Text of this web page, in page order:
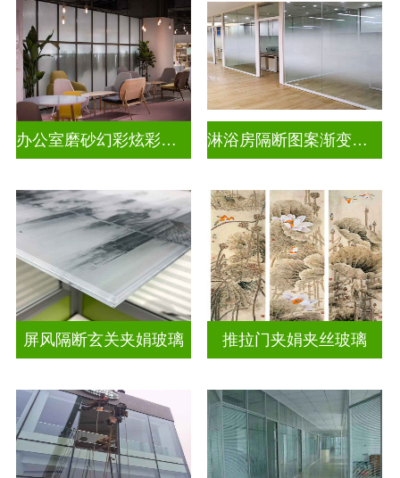
办公室磨砂幻彩炫彩渐变玻璃 淋浴房隔断图案渐变玻璃
屏风隔断玄关夹娟玻璃 推拉门夹娟夹丝玻璃